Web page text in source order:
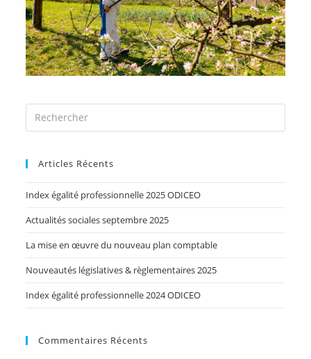
Articles Récents
Index égalité professionnelle 2025 ODICEO
Actualités sociales septembre 2025
La mise en œuvre du nouveau plan comptable
Nouveautés législatives & règlementaires 2025
Index égalité professionnelle 2024 ODICEO
Commentaires Récents